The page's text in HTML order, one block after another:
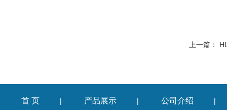
上一篇：
首 页 | 产品展示 | 公司介绍 |